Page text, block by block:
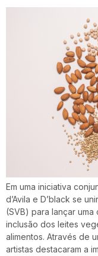
Em uma iniciativa
d’Avila e D’black se
(SVB) para lançar
inclusão dos leites
alimentos. Através de
artistas destacaram a